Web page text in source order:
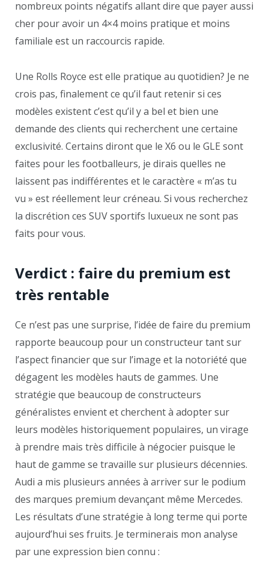
nombreux points négatifs allant dire que payer aussi
cher pour avoir un 4×4 moins pratique et moins
familiale est un raccourcis rapide.
Une Rolls Royce est elle pratique au quotidien? Je ne
crois pas, finalement ce qu’il faut retenir si ces
modèles existent c’est qu’il y a bel et bien une
demande des clients qui recherchent une certaine
exclusivité. Certains diront que le X6 ou le GLE sont
faites pour les footballeurs, je dirais quelles ne
laissent pas indifférentes et le caractère « m’as tu
vu » est réellement leur créneau. Si vous recherchez
la discrétion ces SUV sportifs luxueux ne sont pas
faits pour vous.
Verdict : faire du premium est
très rentable
Ce n’est pas une surprise, l’idée de faire du premium
rapporte beaucoup pour un constructeur tant sur
l’aspect financier que sur l’image et la notoriété que
dégagent les modèles hauts de gammes. Une
stratégie que beaucoup de constructeurs
généralistes envient et cherchent à adopter sur
leurs modèles historiquement populaires, un virage
à prendre mais très difficile à négocier puisque le
haut de gamme se travaille sur plusieurs décennies.
Audi a mis plusieurs années à arriver sur le podium
des marques premium devançant même Mercedes.
Les résultats d’une stratégie à long terme qui porte
aujourd’hui ses fruits. Je terminerais mon analyse
par une expression bien connu :